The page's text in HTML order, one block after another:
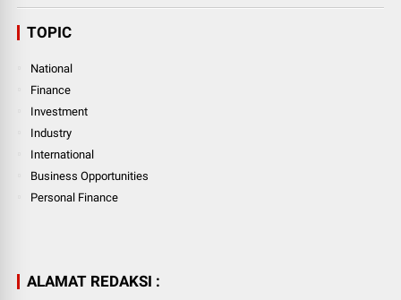
TOPIC
National
Finance
Investment
Industry
International
Business Opportunities
Personal Finance
ALAMAT REDAKSI :